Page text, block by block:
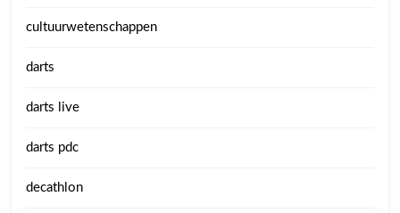
cultuurwetenschappen
darts
darts live
darts pdc
decathlon